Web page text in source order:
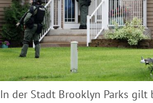
In der Stadt Brooklyn Parks gilt